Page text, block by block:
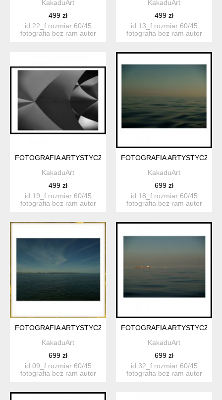
KakaduArt
499 zł
id 22_f rozmiar 60/45
fotografia bez ram autor
KakaduArt
499 zł
id 13_f rozmiar 60/45
fotografia bez ram autor
FOTOGRAFIA ARTYSTYCZNA 19F
KakaduArt
499 zł
id 19_f rozmiar 60/45
fotografia bez ram autor
FOTOGRAFIA ARTYSTYCZNA
KakaduArt
699 zł
id 18_f rozmiar 60/45
fotografia bez ram autor
FOTOGRAFIA ARTYSTYCZNA 09F
KakaduArt
699 zł
id 09_f rozmiar 60/45
fotografia bez ram autor
FOTOGRAFIA ARTYSTYCZNA
KakaduArt
699 zł
id 32_f rozmiar 60/45
fotografia bez ram autor